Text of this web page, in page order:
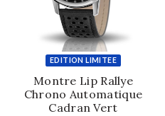
EDITION LIMITEE
Montre Lip Rallye
Chrono Automatique
Cadran Vert